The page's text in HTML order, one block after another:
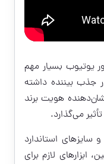
یوتیوب بسیار مهم
جذب بیننده داشته
هویت برند
می‌گذارد.
سایزهای استاندارد
ابزارهای لازم برای